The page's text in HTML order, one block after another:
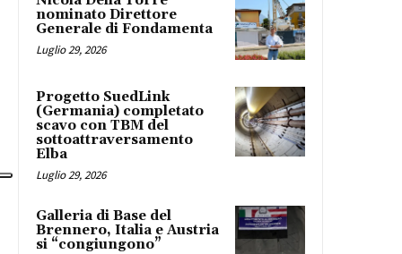
nominato Direttore
Generale di Fondamenta
Luglio 29, 2026
Progetto SuedLink
(Germania) completato
scavo con TBM del
sottoattraversamento
Elba
Luglio 29, 2026
Galleria di Base del
Brennero, Italia e Austria
si “congiungono”